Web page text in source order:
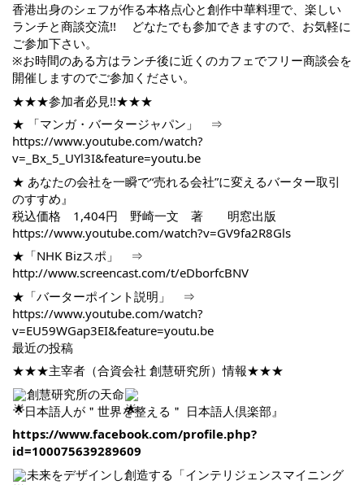
香港出身のシェフが作る本格点心と創作中華料理で、楽しい
ランチと商談交流!! どなたでも参加できますので、お気軽に
ご参加下さい。
※お時間のある方はランチ後に近くのカフェでフリー商談会を
開催しますのでご参加ください。
★★★参加者必見!!★★★
★ 「マンガ・バータージャパン」 ⇒
https://www.youtube.com/watch?
v=_Bx_5_UYl3I&feature=youtu.be
★ あなたの会社を一瞬で“売れる会社”に変えるバーター取引
のすすめ』
税込価格 1,404円 野崎一文 著 明窓出版
https://www.youtube.com/watch?v=GV9fa2R8Gls
★「NHK Bizスポ」 ⇒
http://www.screencast.com/t/eDborfcBNV
★「バーターポイント説明」 ⇒
https://www.youtube.com/watch?
v=EU59WGap3EI&feature=youtu.be
最近の投稿
★★★主宰者（合資会社 創慧研究所）情報★★★
創慧研究所の天命
『日本語人が＂世界を整える＂ 日本語人倶楽部』
https://www.facebook.com/profile.php?
id=100075639289609
未来をデザインし創造する「インテリジェンスマイニング